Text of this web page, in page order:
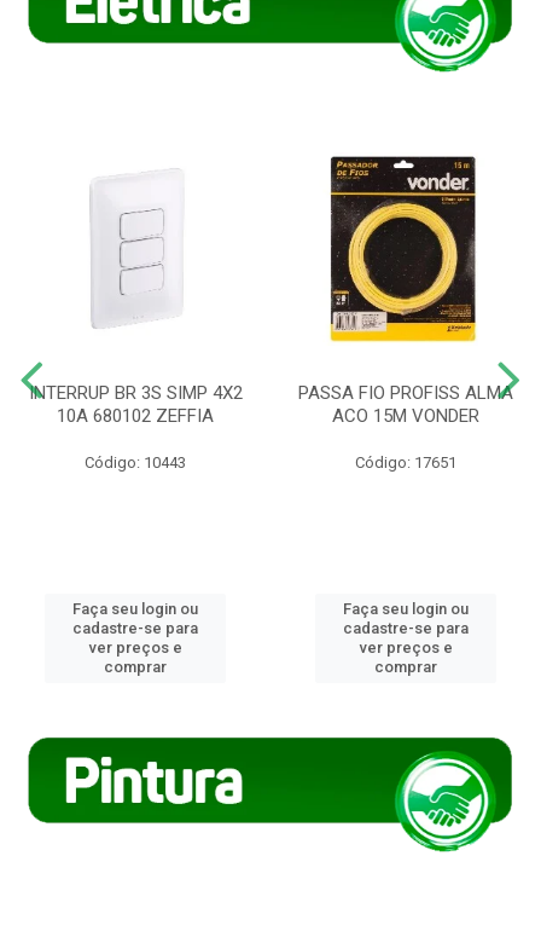
INTERRUP BR 3S SIMP 4X2
10A 680102 ZEFFIA
Código: 10443
Faça seu login ou
cadastre-se para
ver preços e
comprar
PASSA FIO PROFISS ALMA
ACO 15M VONDER
Código: 17651
Faça seu login ou
cadastre-se para
ver preços e
comprar